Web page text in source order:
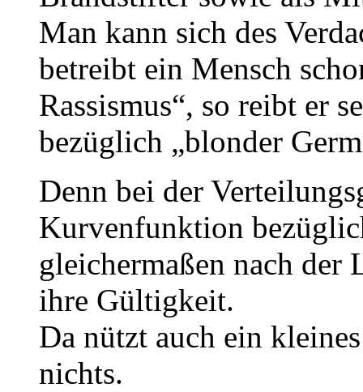
Man kann sich des
betreibt ein Mensch
Rassismus“, so reibt er
bezüglich „blonder
Denn bei der
Kurvenfunktion
gleichermaßen nach
ihre Gültigkeit.
Da nützt auch ein
nichts.